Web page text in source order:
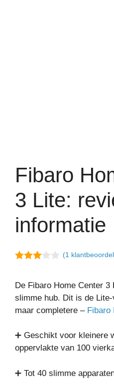
Fibaro
3 Lite:
informatie
(1
De Fibaro Home Center
slimme hub. Dit is de
maar completere – Fibaro
➕ Geschikt voor kleinere
oppervlakte van 100
➕ Tot 40 slimme